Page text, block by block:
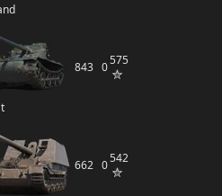
843 0575
662 0542